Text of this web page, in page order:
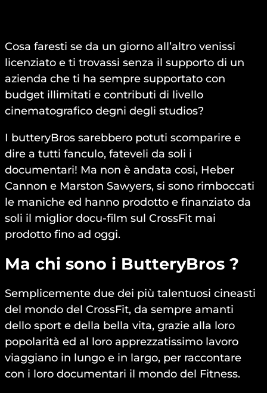
Cosa faresti se da un giorno all’altro venissi
licenziato e ti trovassi senza il supporto di un
azienda che ti ha sempre supportato con
budget illimitati e contributi di livello
cinematografico degni degli studios?
I butteryBros sarebbero potuti scomparire e
dire a tutti fanculo, fateveli da soli i
documentari! Ma non è andata cosi, Heber
Cannon e Marston Sawyers, si sono rimboccati
le maniche ed hanno prodotto e finanziato da
soli il miglior docu-film sul CrossFit mai
prodotto fino ad oggi.
Ma chi sono i ButteryBros ?
Semplicemente due dei più talentuosi cineasti
del mondo del CrossFit, da sempre amanti
dello sport e della bella vita, grazie alla loro
popolarità ed al loro apprezzatissimo lavoro
viaggiano in lungo e in largo, per raccontare
con i loro documentari il mondo del Fitness.